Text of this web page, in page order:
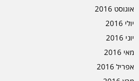
אוגוסט 2016
יולי 2016
יוני 2016
מאי 2016
אפריל 2016